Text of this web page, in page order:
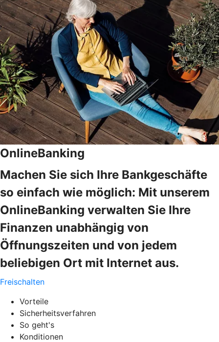
OnlineBanking
Machen Sie sich Ihre Bankgeschäfte
so einfach wie möglich: Mit unserem
OnlineBanking verwalten Sie Ihre
Finanzen unabhängig von
Öffnungszeiten und von jedem
beliebigen Ort mit Internet aus.
Freischalten
Vorteile
Sicherheitsverfahren
So geht's
Konditionen